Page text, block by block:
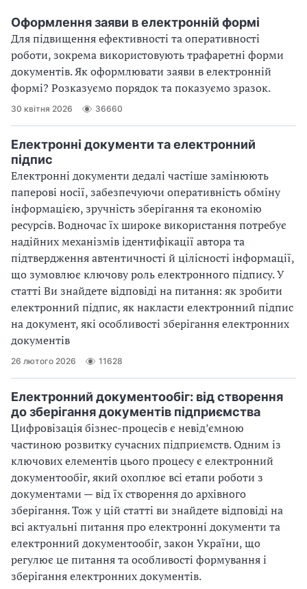
Оформлення заяви в електронній формі
Для підвищення ефективності та оперативності
роботи, зокрема використовують трафаретні форми
документів. Як оформлювати заяви в електронній
формі? Розказуємо порядок та показуємо зразок.
30 квітня 2026 36660
Електронні документи та електронний
підпис
Електронні документи дедалі частіше замінюють
паперові носії, забезпечуючи оперативність обміну
інформацією, зручність зберігання та економію
ресурсів. Водночас їх широке використання потребує
надійних механізмів ідентифікації автора та
підтвердження автентичності й цілісності інформації,
що зумовлює ключову роль електронного підпису. У
статті Ви знайдете відповіді на питання: як зробити
електронний підпис, як накласти електронний підпис
на документ, які особливості зберігання електронних
документів
26 лютого 2026 11628
Електронний документообіг: від створення
до зберігання документів підприємства
Цифровізація бізнес-процесів є невід’ємною
частиною розвитку сучасних підприємств. Одним із
ключових елементів цього процесу є електронний
документообіг, який охоплює всі етапи роботи з
документами — від їх створення до архівного
зберігання. Тож у цій статті ви знайдете відповіді на
всі актуальні питання про електронні документи та
електронний документообіг, закон України, що
регулює це питання та особливості формування і
зберігання електронних документів.